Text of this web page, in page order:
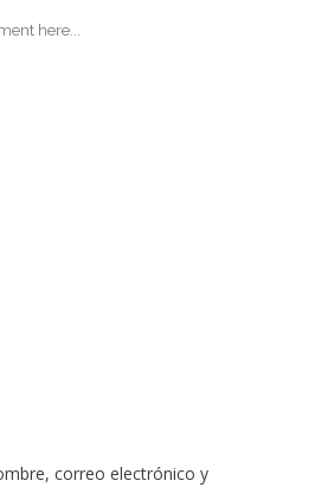
correo electrónico y